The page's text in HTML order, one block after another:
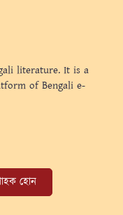
literature. It is a
of Bengali e-
হোন